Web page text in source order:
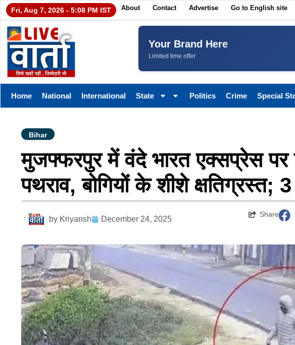
Fri, Aug 7, 2026 - 5:08 PM IST About Contact Advertise Go to English site
Your Brand Here
Limited time offer
Home National International State Politics Crime Special
Bihar
मुजफ्फरपुर में वंदे भारत एक्सप्रेस पर
पथराव, बोगियों के शीशे क्षतिग्रस्त;
by Kriyansh December 24, 2025
Share